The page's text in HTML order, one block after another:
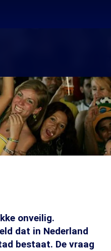
onveilig.
dat in Nederland
bestaat. De vraag